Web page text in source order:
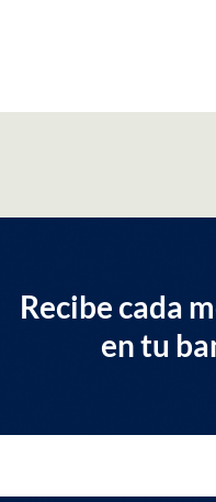
Recibe cada
en tu